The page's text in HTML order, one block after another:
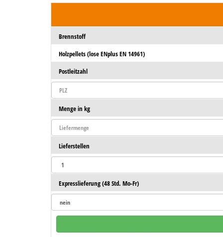
Brennstoff
Holzpellets (lose ENplus EN 14961)
Postleitzahl
Menge in kg
Lieferstellen
Expresslieferung (48 Std. Mo-Fr)